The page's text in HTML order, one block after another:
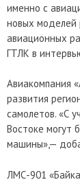
именно с
новых моделей
авиационных
ГТЛК в
Авиакомпания
развития
самолетов. «С
Востоке могут
машины»,—
ЛМС-901